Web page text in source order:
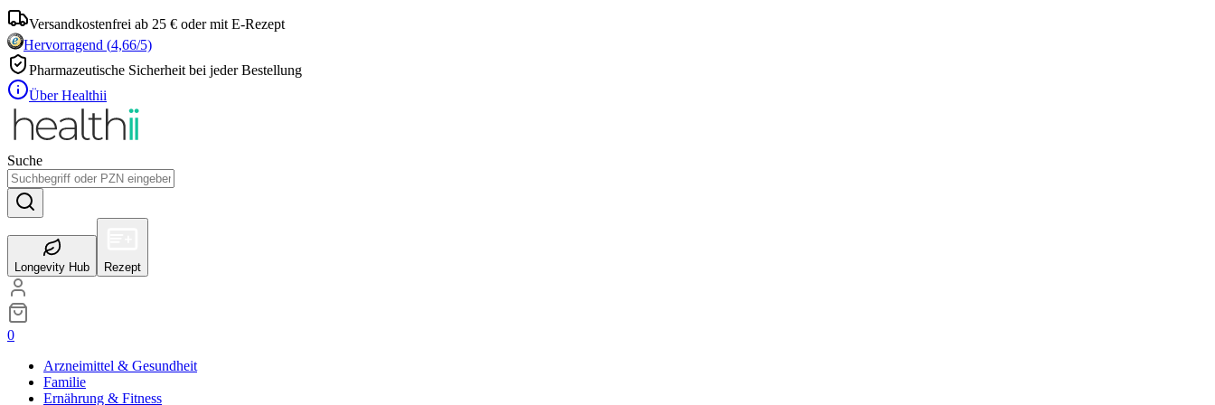
Versandkostenfrei ab 25 € oder mit E-Rezept
Hervorragend (4,66/5)
Pharmazeutische Sicherheit bei jeder Bestellung
Über Healthii
Suche
Longevity Hub Rezept
0
Arzneimittel & Gesundheit
Familie
Ernährung & Fitness